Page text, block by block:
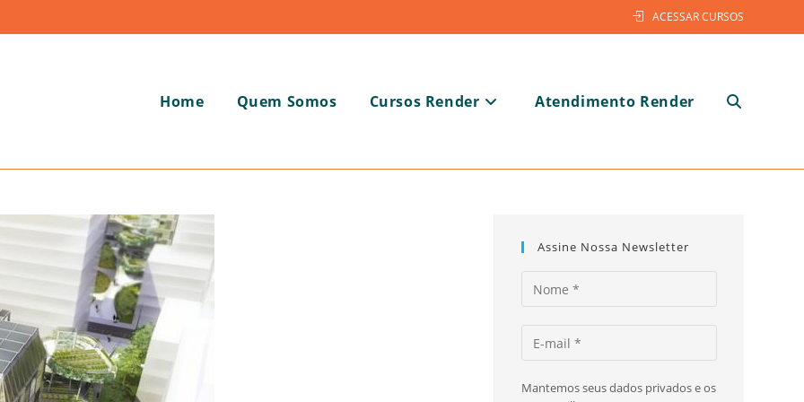
ACESSAR CURSOS
Home Quem Somos Cursos Render Atendimento Render Alternar
Assine Nossa Newsletter
Mantemos seus dados privados e os